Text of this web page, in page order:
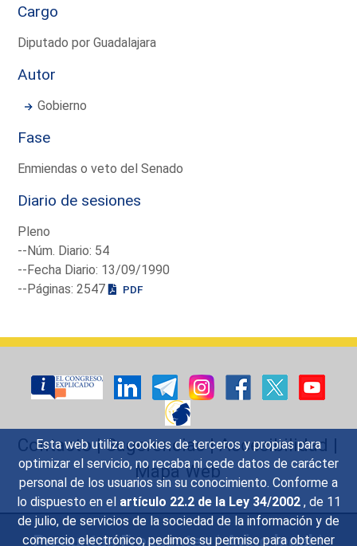
Esta web utiliza cookies de terceros y propias para
optimizar el servicio, no recaba ni cede datos de carácter
personal de los usuarios sin su conocimiento. Conforme a
lo dispuesto en el artículo 22.2 de la Ley 34/2002 , de 11
de julio, de servicios de la sociedad de la información y de
comercio electrónico, pedimos su permiso para obtener
Cargo
Diputado por Guadalajara
Autor
Gobierno
Fase
Enmiendas o veto del Senado
Diario de sesiones
Pleno
--Núm. Diario: 54
--Fecha Diario: 13/09/1990
--Páginas: 2547
PDF
Contacto|Sugerencias|Accesibilidad |
Mapa Web
Preguntas Frecuentes|Aviso legal|